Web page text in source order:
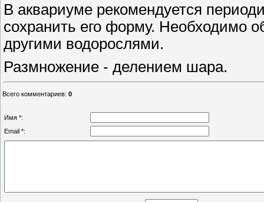
В аквариуме рекомендуется
сохранить его форму. Необходимо
другими водорослями.
Размножение - делением шара.
Всего комментариев: 0
Имя *:
Email *: